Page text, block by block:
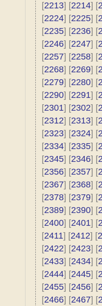
[2213] [2214] [
[2224] [2225] [
[2235] [2236] [
[2246] [2247] [
[2257] [2258] [
[2268] [2269] [
[2279] [2280] [
[2290] [2291] [
[2301] [2302] [
[2312] [2313] [
[2323] [2324] [
[2334] [2335] [
[2345] [2346] [
[2356] [2357] [
[2367] [2368] [
[2378] [2379] [
[2389] [2390] [
[2400] [2401] [
[2411] [2412] [
[2422] [2423] [
[2433] [2434] [
[2444] [2445] [
[2455] [2456] [
[2466] [2467] [